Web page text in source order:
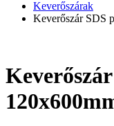
Keverőszárak
Keverőszár SDS